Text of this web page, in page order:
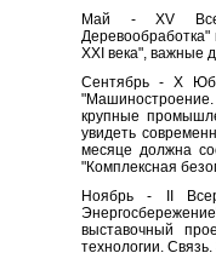
Май - XV
ХХI века", важные
Сентябрь - X
крупные
увидеть
месяце должна
"Комплексная
Ноябрь - II
выставочный
технологии.